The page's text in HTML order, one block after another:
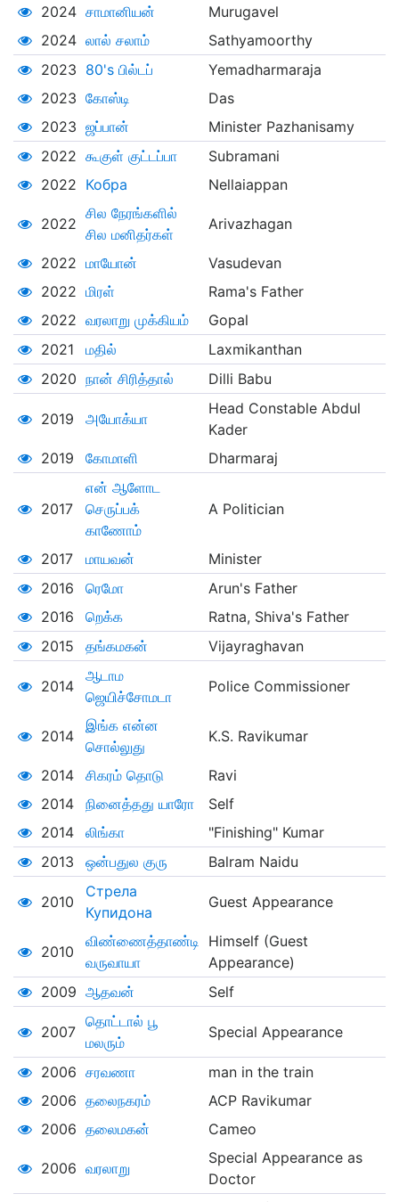
2024 சாமானியன்
Murugavel
2024 லால் சலாம்
Sathyamoorthy
2023 80's பில்டப்
Yemadharmaraja
2023 கோஸ்டி
Das
2023 ஜப்பான்
Minister Pazhanisamy
2022 கூகுள் குட்டப்பா
Subramani
2022 Кобра Nellaiappan
2022
சில நேரங்களில்
சில மனிதர்கள்
Arivazhagan
2022 மாயோன்
Vasudevan
2022 மிரள்
Rama's Father
2022 வரலாறு முக்கியம்
Gopal
2021
மதில்
Laxmikanthan
2020 நான் சிரித்தால் Dilli Babu
2019 அயோக்யா
Head Constable Abdul
Kader
2019
கோமாளி Dharmaraj
2017
என் ஆளோட
செருப்பக்
காணோம்
A Politician
2017 மாயவன்
Minister
2016
ரெமோ
Arun's Father
2016
றெக்க
Ratna, Shiva's Father
2015
தங்கமகன் Vijayraghavan
2014
ஆடாம
ஜெயிச்சோமடா
Police Commissioner
2014
இங்க என்ன
சொல்லுது
K.S. Ravikumar
2014 சிகரம் தொடு
Ravi
2014
நினைத்தது யாரோ
Self
2014
லிங்கா
"Finishing" Kumar
2013
ஒன்பதுல குரு Balram Naidu
2010
Стрела
Купидона
Guest Appearance
2010
விண்ணைத்தாண்டி
வருவாயா
Himself (Guest
Appearance)
2009 ஆதவன் Self
2007
தொட்டால் பூ
மலரும்
Special Appearance
2006 சரவணா
man in the train
2006 தலைநகரம்
ACP Ravikumar
2006 தலைமகன் Cameo
2006 வரலாறு
Special Appearance as
Doctor